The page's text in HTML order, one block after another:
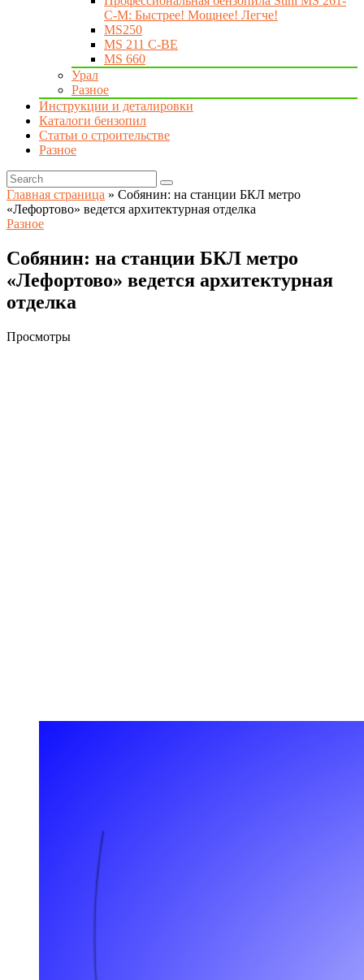
C-M: Быстрее! Мощнее! Легче!
MS250
MS 211 C-BE
MS 660
Урал
Разное
Инструкции и деталировки
Каталоги бензопил
Статьи о строительстве
Разное
Главная страница » Собянин: на станции БКЛ метро
«Лефортово» ведется архитектурная отделка
Разное
Собянин: на станции БКЛ метро
«Лефортово» ведется архитектурная
отделка
Просмотры